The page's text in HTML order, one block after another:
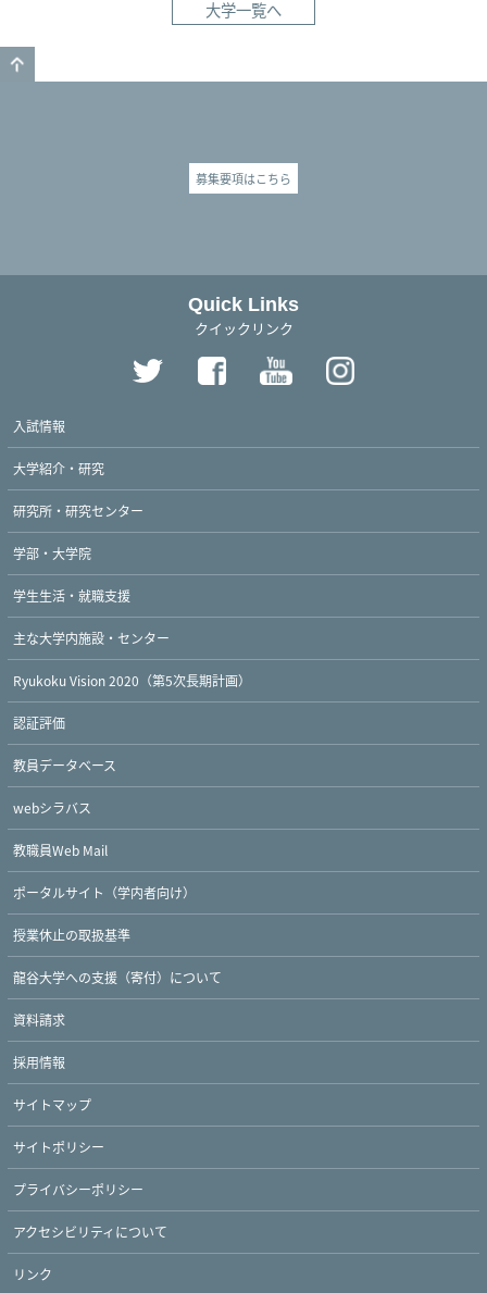
大学一覧へ
募集要項はこちら
Quick Links
クイックリンク
入試情報
大学紹介・研究
研究所・研究センター
学部・大学院
学生生活・就職支援
主な大学内施設・センター
Ryukoku Vision 2020（第5次長期計画）
認証評価
教員データベース
webシラバス
教職員Web Mail
ポータルサイト（学内者向け）
授業休止の取扱基準
龍谷大学への支援（寄付）について
資料請求
採用情報
サイトマップ
サイトポリシー
プライバシーポリシー
アクセシビリティについて
リンク